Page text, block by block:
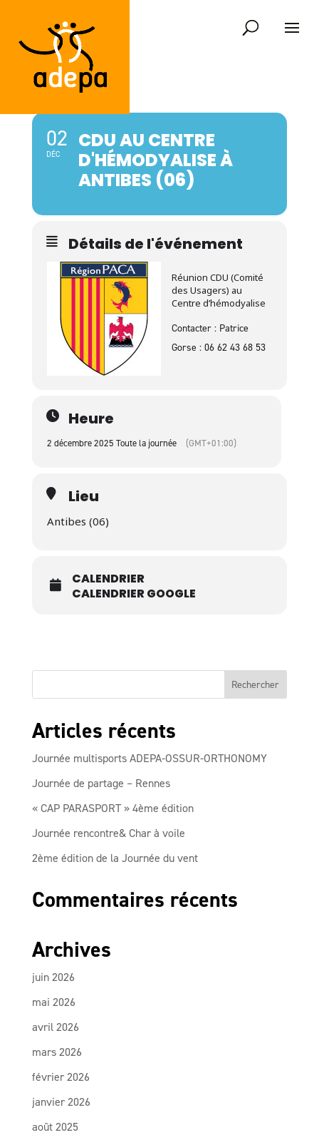
02
DÉC
CDU AU CENTRE
D'HÉMODYALISE À
ANTIBES (06)
Détails de l'événement
Réunion CDU (Comité
des Usagers) au
Centre d’hémodyalise
Contacter : Patrice
Gorse : 06 62 43 68 53
Heure
2 décembre 2025 Toute la journée (GMT+01:00)
Lieu
Antibes (06)
CALENDRIER
CALENDRIER GOOGLE
Articles récents
Journée multisports ADEPA-OSSUR-ORTHONOMY
Journée de partage – Rennes
« CAP PARASPORT » 4ème édition
Journée rencontre& Char à voile
2ème édition de la Journée du vent
Commentaires récents
Archives
juin 2026
mai 2026
avril 2026
mars 2026
février 2026
janvier 2026
août 2025